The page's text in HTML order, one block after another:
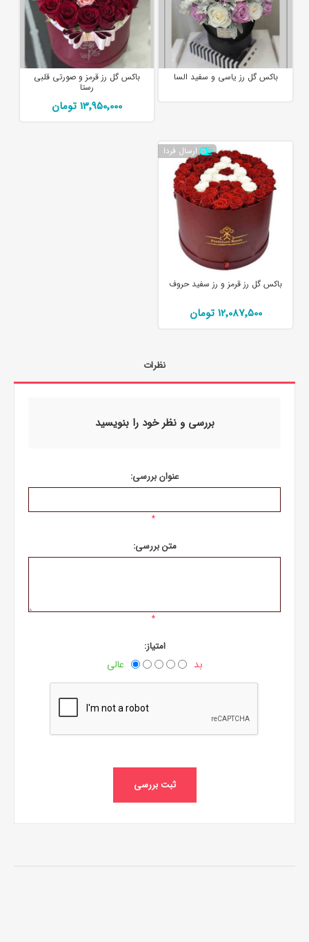
باکس گل رز یاسی و سفید السا باکس گل رز قرمز و صورتی قلبی
رستا
13٬950٬000 تومان
ارسال فردا
باکس گل رز قرمز و رز سفید حروف
12٬087٬500 تومان
نظرات
بررسی و نظر خود را بنویسید
عنوان بررسی:
*
متن بررسی:
*
امتیاز:
بد عالی
ثبت بررسی